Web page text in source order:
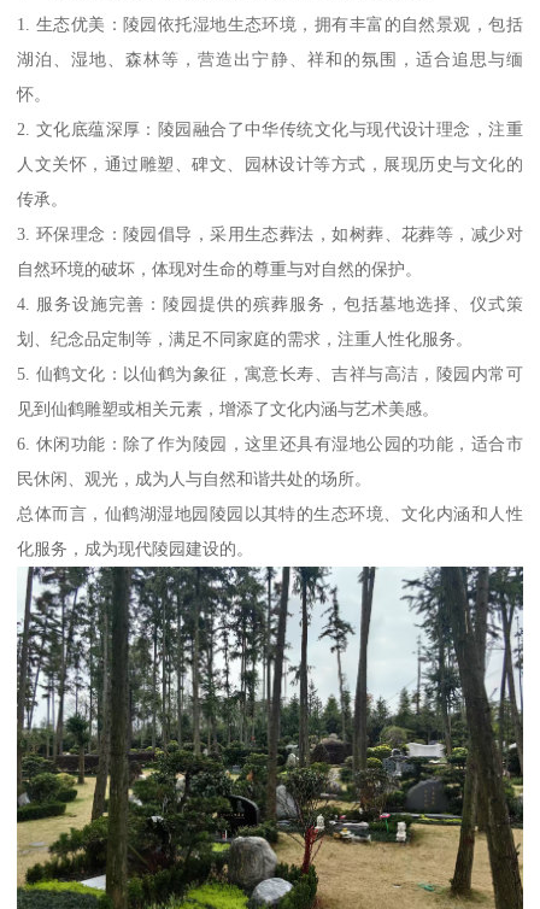
1. 生态优美：陵园依托湿地生态环境，拥有丰富的自然景观，包括
湖泊、湿地、森林等，营造出宁静、祥和的氛围，适合追思与缅
怀。
2. 文化底蕴深厚：陵园融合了中华传统文化与现代设计理念，注重
人文关怀，通过雕塑、碑文、园林设计等方式，展现历史与文化的
传承。
3. 环保理念：陵园倡导，采用生态葬法，如树葬、花葬等，减少对
自然环境的破坏，体现对生命的尊重与对自然的保护。
4. 服务设施完善：陵园提供的殡葬服务，包括墓地选择、仪式策
划、纪念品定制等，满足不同家庭的需求，注重人性化服务。
5. 仙鹤文化：以仙鹤为象征，寓意长寿、吉祥与高洁，陵园内常可
见到仙鹤雕塑或相关元素，增添了文化内涵与艺术美感。
6. 休闲功能：除了作为陵园，这里还具有湿地公园的功能，适合市
民休闲、观光，成为人与自然和谐共处的场所。
总体而言，仙鹤湖湿地园陵园以其特的生态环境、文化内涵和人性
化服务，成为现代陵园建设的。